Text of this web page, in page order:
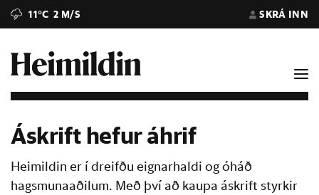
11°C 2 M/S SKRÁ INN
Áskrift hefur áhrif
Heimildin er í dreifðu eignarhaldi og óháð
hagsmunaaðilum. Með því að kaupa áskrift styrkir